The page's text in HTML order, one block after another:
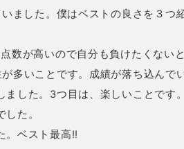
ました。僕はベストの良さを３つ
数が高いので自分も負けたくない
多いことです。成績が落ち込んで
した。3つ目は、楽しいことです
た。
。ベスト最高!!